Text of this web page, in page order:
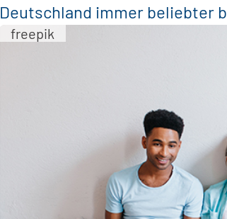
Deutschland immer beliebter
freepik